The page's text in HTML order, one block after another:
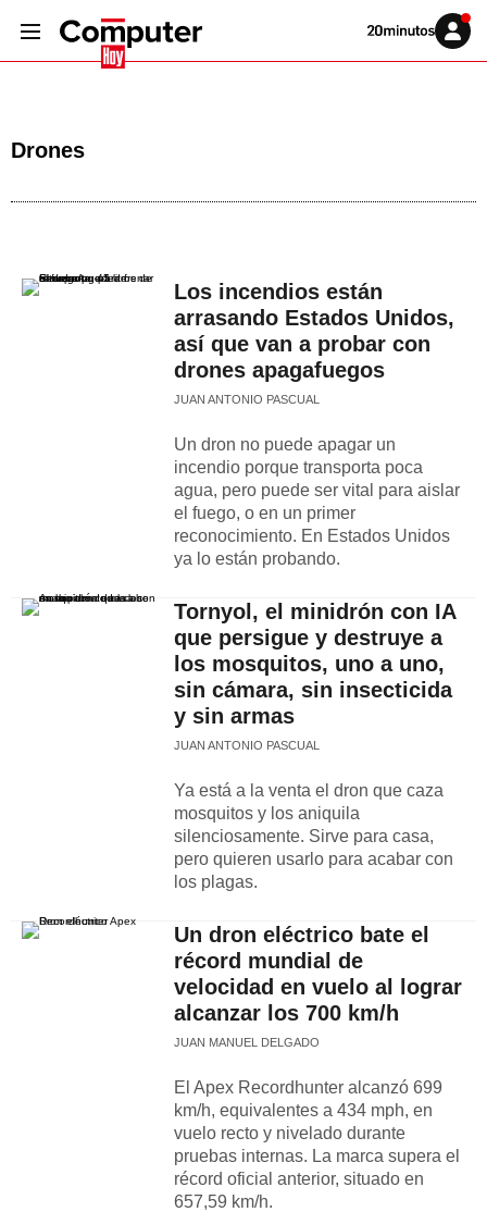
Volver
Iniciar
sesión
Drones
Los incendios están
arrasando Estados Unidos,
así que van a probar con
drones apagafuegos
JUAN ANTONIO PASCUAL
Un dron no puede apagar un
incendio porque transporta poca
agua, pero puede ser vital para aislar
el fuego, o en un primer
reconocimiento. En Estados Unidos
ya lo están probando.
Tornyol, el minidrón con IA
que persigue y destruye a
los mosquitos, uno a uno,
sin cámara, sin insecticida
y sin armas
JUAN ANTONIO PASCUAL
Ya está a la venta el dron que caza
mosquitos y los aniquila
silenciosamente. Sirve para casa,
pero quieren usarlo para acabar con
los plagas.
Un dron eléctrico bate el
récord mundial de
velocidad en vuelo al lograr
alcanzar los 700 km/h
JUAN MANUEL DELGADO
El Apex Recordhunter alcanzó 699
km/h, equivalentes a 434 mph, en
vuelo recto y nivelado durante
pruebas internas. La marca supera el
récord oficial anterior, situado en
657,59 km/h.